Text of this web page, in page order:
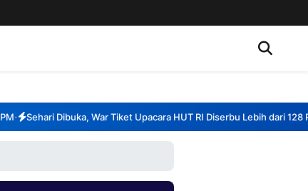
Sehari Dibuka, War Tiket Upacara HUT RI Diserbu Lebih dari 128